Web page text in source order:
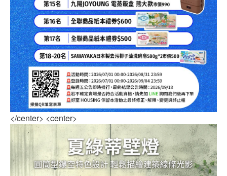
</center> <center>